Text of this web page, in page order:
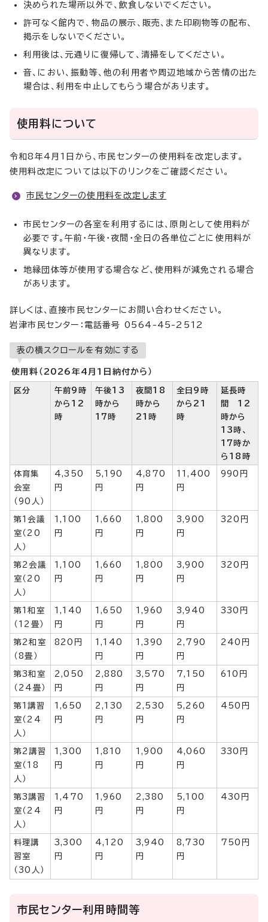
決められた場所以外で、飲食しないでください。
許可なく館内で、物品の展示、販売、また印刷物等の配布、
掲示をしないでください。
利用後は、元通りに復帰して、清掃をしてください。
音、におい、振動等、他の利用者や周辺地域から苦情の出た
場合は、利用を中止してもらう場合があります。
使用料について
令和8年4月1日から、市民センターの使用料を改定します。
使用料改定については以下のリンクをご確認ください。
市民センターの使用料を改定します
市民センターの各室を利用するには、原則として使用料が
必要です。午前・午後・夜間・全日の各単位ごとに使用料が
異なります。
地縁団体等が使用する場合など、使用料が減免される場合
があります。
詳しくは、直接市民センターにお問い合わせください。
岩津市民センター：電話番号 0564-45-2512
表の横スクロールを有効にする
使用料（2026年4月1日納付から）
区分
午前9時
から12
時
午後13
時から
17時
夜間18
時から
21時
全日9時
から21
時
延長時
間 12
時から
13時、
17時か
ら18時
体育集
会室
（90人）
4,350
円
5,190
円
4,870
円
11,400
円
990円
第1会議
室（20
人）
1,100
円
1,660
円
1,800
円
3,900
円
320円
第2会議
室（20
人）
1,100
円
1,660
円
1,800
円
3,900
円
320円
第1和室
（12畳）
1,140
円
1,650
円
1,960
円
3,940
円
330円
第2和室
（8畳）
820円
1,140
円
1,390
円
2,790
円
240円
第3和室
（24畳）
2,050
円
2,880
円
3,570
円
7,150
円
610円
第1講習
室（24
人）
1,650
円
2,130
円
2,530
円
5,260
円
450円
第2講習
室（18
人）
1,300
円
1,810
円
1,900
円
4,060
円
330円
第3講習
室（24
人）
1,470
円
1,960
円
2,380
円
5,100
円
430円
料理講
習室
（30人）
3,300
円
4,120
円
3,940
円
8,730
円
750円
市民センター利用時間等